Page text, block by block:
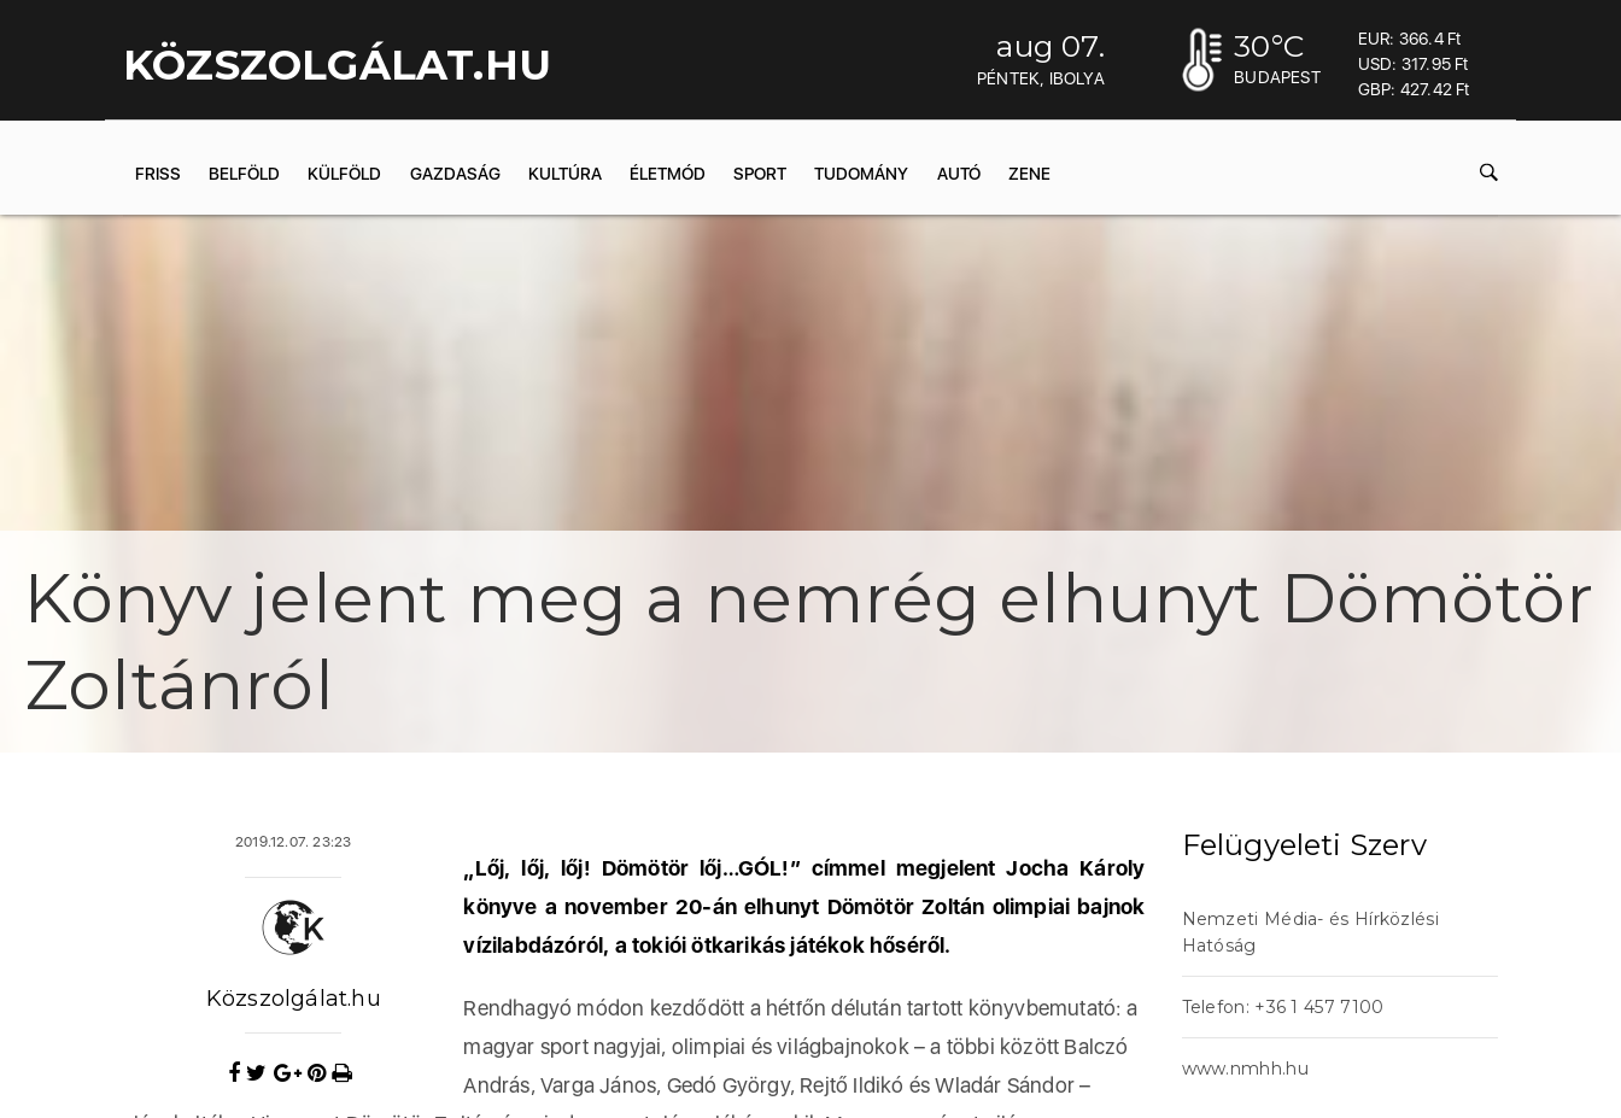
KÖZSZOLGÁLAT.HU aug 07.
PÉNTEK, IBOLYA
30°C
BUDAPEST
EUR: 366.4 Ft
USD: 317.95 Ft
GBP: 427.42 Ft
FRISS BELFÖLD KÜLFÖLD GAZDASÁG KULTÚRA ÉLETMÓD SPORT TUDOMÁNY AUTÓ ZENE
Könyv jelent meg a nemrég elhunyt Dömötör
Zoltánról
2019.12.07. 23:23
Közszolgálat.hu
„Lőj, lőj, lőj! Dömötör lőj…GÓL!” címmel megjelent Jocha Károly
könyve a november 20-án elhunyt Dömötör Zoltán olimpiai bajnok
vízilabdázóról, a tokiói ötkarikás játékok hőséről.
Rendhagyó módon kezdődött a hétfőn délután tartott könyvbemutató: a
magyar sport nagyjai, olimpiai és világbajnokok – a többi között Balczó
András, Varga János, Gedó György, Rejtő Ildikó és Wladár Sándor –
Felügyeleti Szerv
Nemzeti Média- és Hírközlési
Hatóság
Telefon: +36 1 457 7100
www.nmhh.hu